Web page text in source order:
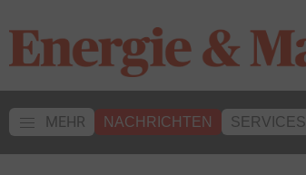
MEHR NACHRICHTEN SERVICES